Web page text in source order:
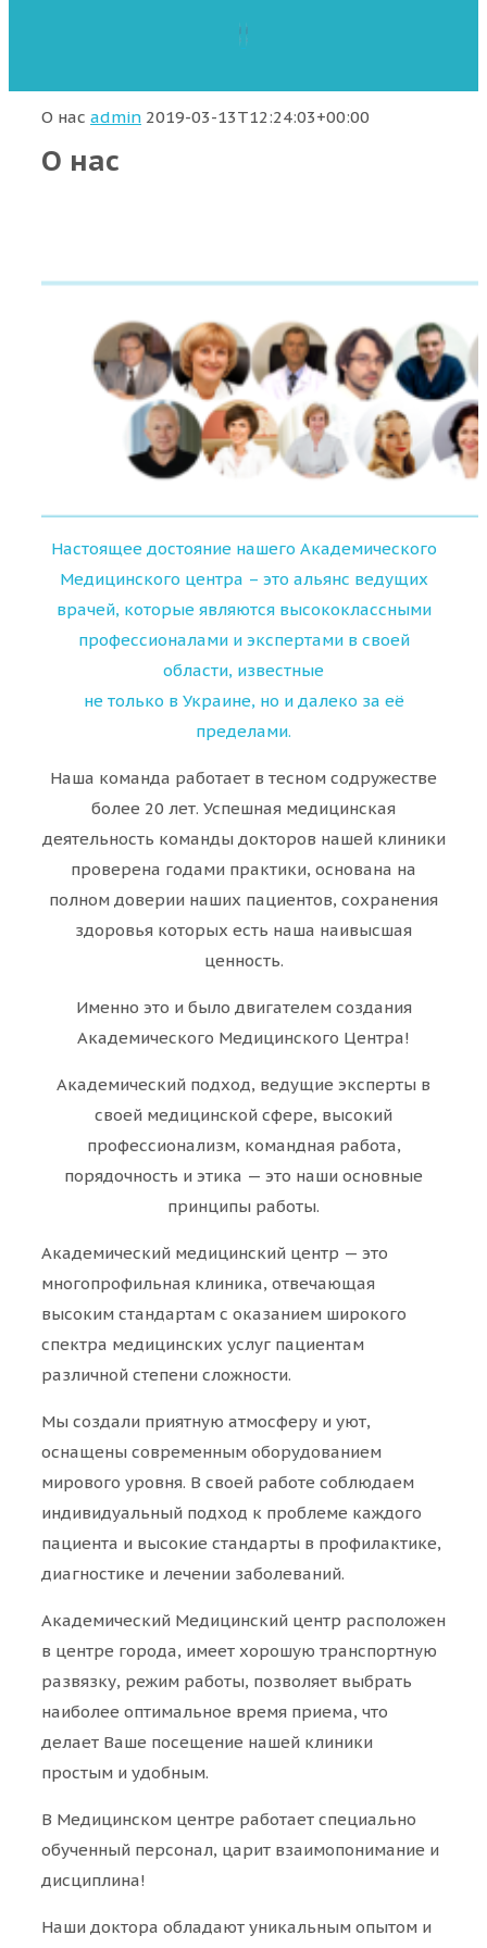
О нас admin 2019-03-13T12:24:03+00:00
О нас
Настоящее достояние нашего Академического
Медицинского центра – это альянс ведущих
врачей, которые являются высококлассными
профессионалами и экспертами в своей
области, известные
не только в Украине, но и далеко за её
пределами.
Наша команда работает в тесном содружестве
более 20 лет. Успешная медицинская
деятельность команды докторов нашей клиники
проверена годами практики, основана на
полном доверии наших пациентов, сохранения
здоровья которых есть наша наивысшая
ценность.
Именно это и было двигателем создания
Академического Медицинского Центра!
Академический подход, ведущие эксперты в
своей медицинской сфере, высокий
профессионализм, командная работа,
порядочность и этика — это наши основные
принципы работы.
Академический медицинский центр — это
многопрофильная клиника, отвечающая
высоким стандартам с оказанием широкого
спектра медицинских услуг пациентам
различной степени сложности.
Мы создали приятную атмосферу и уют,
оснащены современным оборудованием
мирового уровня. В своей работе соблюдаем
индивидуальный подход к проблеме каждого
пациента и высокие стандарты в профилактике,
диагностике и лечении заболеваний.
Академический Медицинский центр расположен
в центре города, имеет хорошую транспортную
развязку, режим работы, позволяет выбрать
наиболее оптимальное время приема, что
делает Ваше посещение нашей клиники
простым и удобным.
В Медицинском центре работает специально
обученный персонал, царит взаимопонимание и
дисциплина!
Наши доктора обладают уникальным опытом и